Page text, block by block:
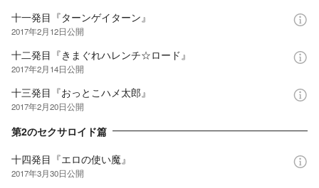
十一発目『ターンゲイターン』
2017年2月12日公開
十二発目『きまぐれハレンチ☆ロード』
2017年2月14日公開
十三発目『おっとこハメ太郎』
2017年2月20日公開
第2のセクサロイド篇
十四発目『エロの使い魔』
2017年3月30日公開